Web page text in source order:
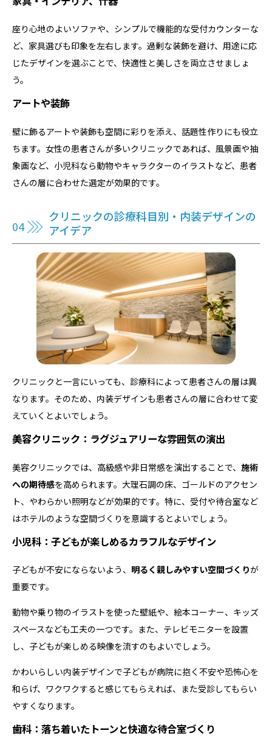
座り心地のよいソファや、シンプルで機能的な受付カウンターな
ど、家具選びも印象を左右します。過剰な装飾を避け、用途に応
じたデザインを選ぶことで、快適性と美しさを両立させましょ
う。
アートや装飾
壁に飾るアートや装飾も空間に彩りを添え、話題性作りにも役立
ちます。女性の患者さんが多いクリニックであれば、風景画や抽
象画など、小児科なら動物やキャラクターのイラストなど、患者
さんの層に合わせた選定が効果的です。
クリニックの診療科目別・内装デザインの
アイデア
クリニックと一言にいっても、診療科によって患者さんの層は異
なります。そのため、内装デザインも患者さんの層に合わせて変
えていくとよいでしょう。
美容クリニック：ラグジュアリーな雰囲気の演出
美容クリニックでは、高級感や非日常感を演出することで、 施術
への期待感を高められます。大理石調の床、ゴールドのアクセン
ト、やわらかい照明などが効果的です。特に、受付や待合室など
はホテルのような空間づくりを意識するとよいでしょう。
小児科：子どもが楽しめるカラフルなデザイン
子どもが不安にならないよう、 明るく親しみやすい空間づくりが
重要です。
動物や乗り物のイラストを使った壁紙や、絵本コーナー、キッズ
スペースなども工夫の一つです。また、テレビモニターを設置
し、子どもが楽しめる映像を流すのもよいでしょう。
かわいらしい内装デザインで子どもが病院に抱く不安や恐怖心を
和らげ、ワクワクすると感じてもらえれば、また受診してもらい
やすくなります。
歯科：落ち着いたトーンと快適な待合室づくり